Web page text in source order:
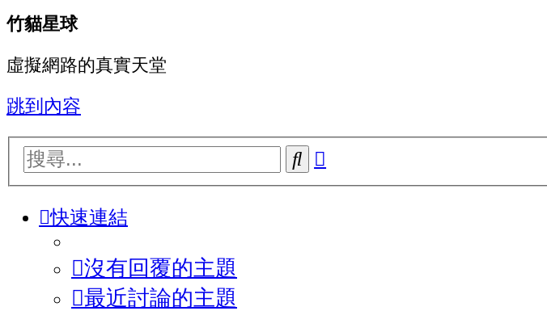
竹貓星球
虛擬網路的真實天堂
跳到內容
搜
尋階
快速連結
沒有回覆的主題
最近討論的主題